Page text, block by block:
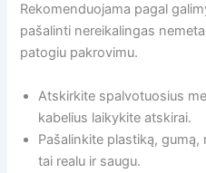
Rekomenduojama pagal
pašalinti nereikalingas
patogiu pakrovimu.
Atskirkite spalvotuosius
kabelius laikykite atskirai.
Pašalinkite plastiką,
tai realu ir saugu.